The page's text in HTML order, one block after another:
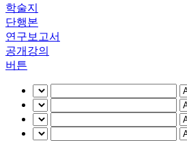
학술지
단행본
연구보고서
공개강의
버튼